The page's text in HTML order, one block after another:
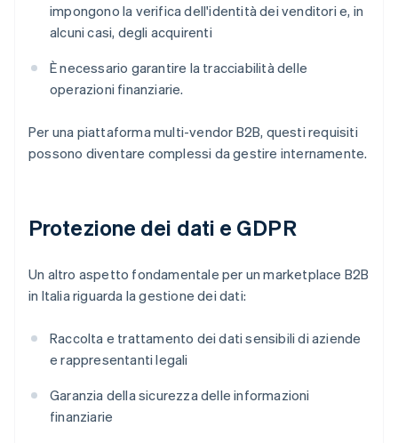
impongono la verifica dell'identità dei venditori e, in
alcuni casi, degli acquirenti
È necessario garantire la tracciabilità delle
operazioni finanziarie.
Per una piattaforma multi-vendor B2B, questi requisiti
possono diventare complessi da gestire internamente.
Protezione dei dati e GDPR
Un altro aspetto fondamentale per un marketplace B2B
in Italia riguarda la gestione dei dati:
Raccolta e trattamento dei dati sensibili di aziende
e rappresentanti legali
Garanzia della sicurezza delle informazioni
finanziarie